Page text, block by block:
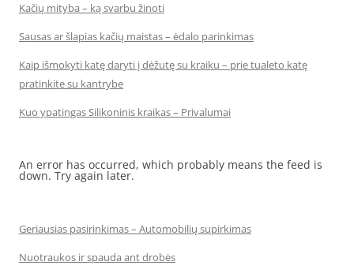
Kačių mityba – ką svarbu žinoti
Sausas ar šlapias kačių maistas – ėdalo parinkimas
Kaip išmokyti katę daryti į dėžutę su kraiku – prie tualeto katę
pratinkite su kantrybe
Kuo ypatingas Silikoninis kraikas – Privalumai
An error has occurred, which probably means the feed is
down. Try again later.
Geriausias pasirinkimas – Automobilių supirkimas
Nuotraukos ir spauda ant drobės